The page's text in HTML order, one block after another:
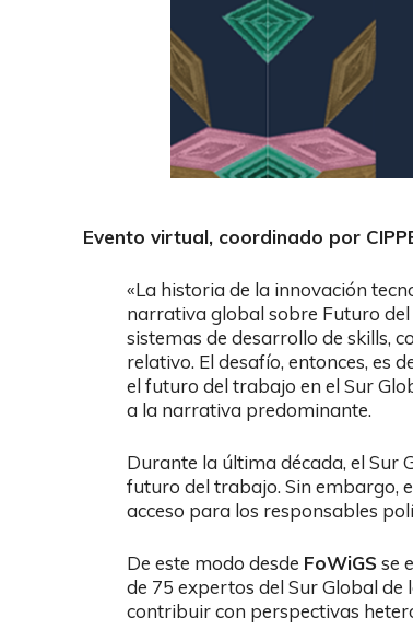
Evento virtual, coordinado por
«La historia de la innovación
narrativa global sobre Futuro
sistemas de desarrollo de skills,
relativo. El desafío, entonces, es
el futuro del trabajo en el Sur
a la narrativa predominante.
Durante la última década, el Sur
futuro del trabajo. Sin embargo,
acceso para los responsables
De este modo desde FoWiGS se
de 75 expertos del Sur Global de
contribuir con perspectivas